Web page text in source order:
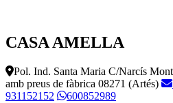
CASA AMELLA
Pol. Ind. Santa Maria C/Narcís
amb preus de fàbrica 08271 (Artés)
931152152
600852989